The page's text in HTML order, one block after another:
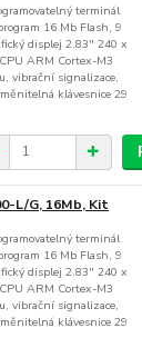
terminál
16 Mb Flash, 9
displej 2.83" 240 x
ARM Cortex-M3
vibrační signalizace,
klávesnice 29
L/G, 16Mb, Kit
terminál
16 Mb Flash, 9
displej 2.83" 240 x
ARM Cortex-M3
vibrační signalizace,
klávesnice 29